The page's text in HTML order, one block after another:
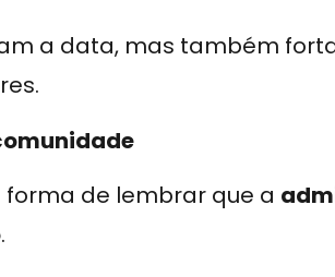
a data, mas também
forma de lembrar que a
.